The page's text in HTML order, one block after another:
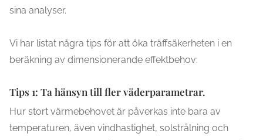
sina analyser.
Vi har listat några tips för att öka träffsäkerheten i en
beräkning av dimensionerande effektbehov:
Tips 1: Ta hänsyn till fler väderparametrar.
Hur stort värmebehovet är påverkas inte bara av
temperaturen, även vindhastighet, solstrålning och